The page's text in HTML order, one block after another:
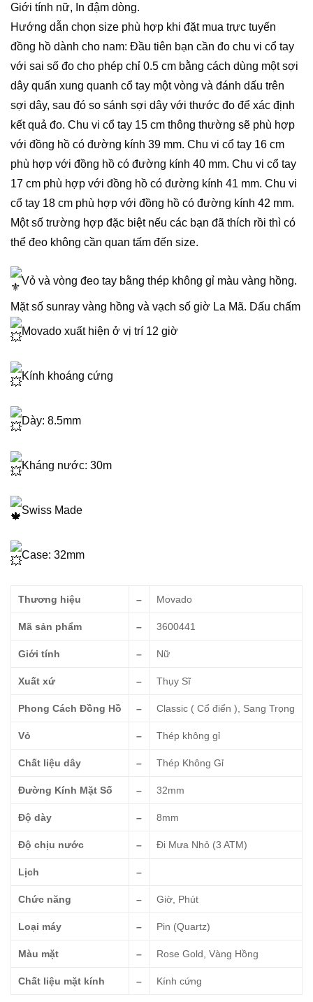
Giới tính nữ, In đậm dòng.
Hướng dẫn chọn size phù hợp khi đặt mua trực tuyến
đồng hồ dành cho nam: Đầu tiên bạn cần đo chu vi cổ tay
với sai số đo cho phép chỉ 0.5 cm bằng cách dùng một sợi
dây quấn xung quanh cổ tay một vòng và đánh dấu trên
sợi dây, sau đó so sánh sợi dây với thước đo để xác định
kết quả đo. Chu vi cổ tay 15 cm thông thường sẽ phù hợp
với đồng hồ có đường kính 39 mm. Chu vi cổ tay 16 cm
phù hợp với đồng hồ có đường kính 40 mm. Chu vi cổ tay
17 cm phù hợp với đồng hồ có đường kính 41 mm. Chu vi
cổ tay 18 cm phù hợp với đồng hồ có đường kính 42 mm.
Một số trường hợp đặc biệt nếu các bạn đã thích rồi thì có
thể đeo không cần quan tấm đến size.
Vỏ và vòng đeo tay bằng thép không gỉ màu vàng hồng.
Mặt số sunray vàng hồng và vạch số giờ La Mã. Dấu chấm
Movado xuất hiện ở vị trí 12 giờ
Kính khoáng cứng
Dày: 8.5mm
Kháng nước: 30m
Swiss Made
Case: 32mm
Thương hiệu – Movado
Mã sản phẩm – 3600441
Giới tính – Nữ
Xuất xứ – Thụy Sĩ
Phong Cách Đồng Hồ – Classic ( Cổ điển ), Sang Trọng
Vỏ – Thép không gỉ
Chất liệu dây – Thép Không Gỉ
Đường Kính Mặt Số – 32mm
Độ dày – 8mm
Độ chịu nước – Đi Mưa Nhỏ (3 ATM)
Lịch –
Chức năng – Giờ, Phút
Loại máy – Pin (Quartz)
Màu mặt – Rose Gold, Vàng Hồng
Chất liệu mặt kính – Kính cứng